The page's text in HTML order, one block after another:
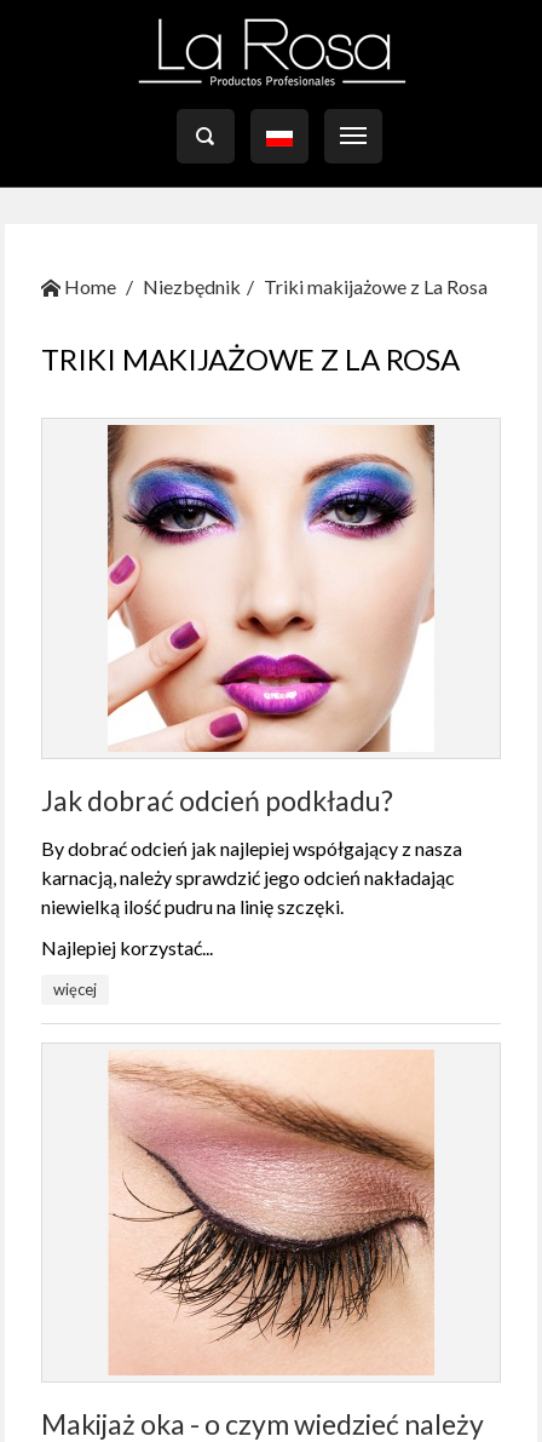

Home Niezbędnik Triki makijażowe z La Rosa
TRIKI MAKIJAŻOWE Z LA ROSA
Jak dobrać odcień podkładu?
By dobrać odcień jak najlepiej współgający z nasza
karnacją, należy sprawdzić jego odcień nakładając
niewielką ilość pudru na linię szczęki.
Najlepiej korzystać...
więcej
Makijaż oka - o czym wiedzieć należy